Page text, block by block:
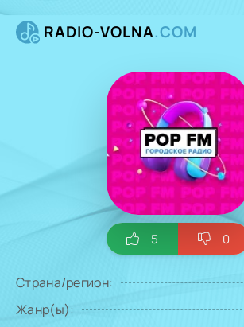
RADIO-VOLNA.COM
5 0
Страна/регион:
Жанр(ы):